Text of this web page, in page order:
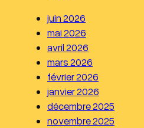
juin 2026
mai 2026
avril 2026
mars 2026
février 2026
janvier 2026
décembre 2025
novembre 2025